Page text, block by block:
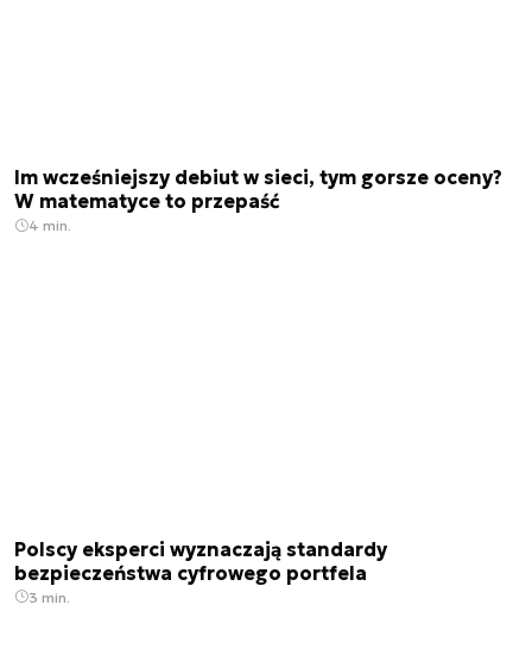
Im wcześniejszy debiut w sieci, tym gorsze oceny?
W matematyce to przepaść
4 min.
Polscy eksperci wyznaczają standardy
bezpieczeństwa cyfrowego portfela
3 min.